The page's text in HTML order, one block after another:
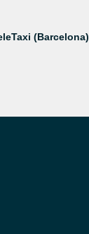
(Barcelona)